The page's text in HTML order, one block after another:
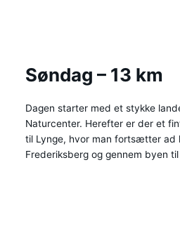
Søndag – 13 km
Dagen starter med et stykke
Naturcenter. Herefter er der et
til Lynge, hvor man fortsætter ad
Frederiksberg og gennem byen